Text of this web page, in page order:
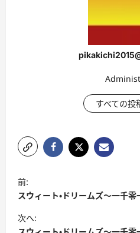
すべての投
投
稿
ナ
ビ
前:
スウィート・ドリームズ〜一千
次へ: